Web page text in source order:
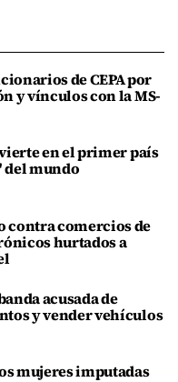
de CEPA por
y vínculos con la MS-
en el primer país
mundo
contra comercios de
hurtados a
acusada de
y vender vehículos
mujeres imputadas